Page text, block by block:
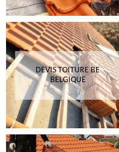
DEVIS TOITURE BE
BELGIQUE